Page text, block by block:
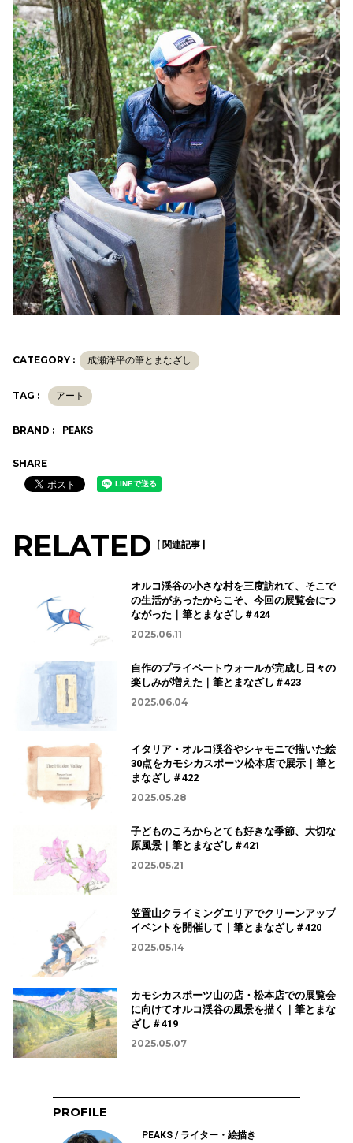
CATEGORY : 成瀬洋平の筆とまなざし
TAG : アート
BRAND : PEAKS
SHARE
RELATED [ 関連記事 ]
オルコ渓谷の小さな村を三度訪れて、そこで
の生活があったからこそ、今回の展覧会につ
ながった｜筆とまなざし＃424
2025.06.11
自作のプライベートウォールが完成し日々の
楽しみが増えた｜筆とまなざし＃423
2025.06.04
イタリア・オルコ渓谷やシャモニで描いた絵
30点をカモシカスポーツ松本店で展示｜筆と
まなざし＃422
2025.05.28
子どものころからとても好きな季節、大切な
原風景｜筆とまなざし＃421
2025.05.21
笠置山クライミングエリアでクリーンアップ
イベントを開催して｜筆とまなざし＃420
2025.05.14
カモシカスポーツ山の店・松本店での展覧会
に向けてオルコ渓谷の風景を描く｜筆とまな
ざし＃419
2025.05.07
PROFILE
PEAKS / ライター・絵描き